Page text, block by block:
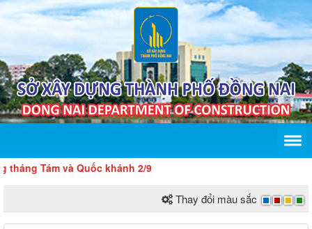
và Quốc khánh 2/9
Thay đổi màu sắc